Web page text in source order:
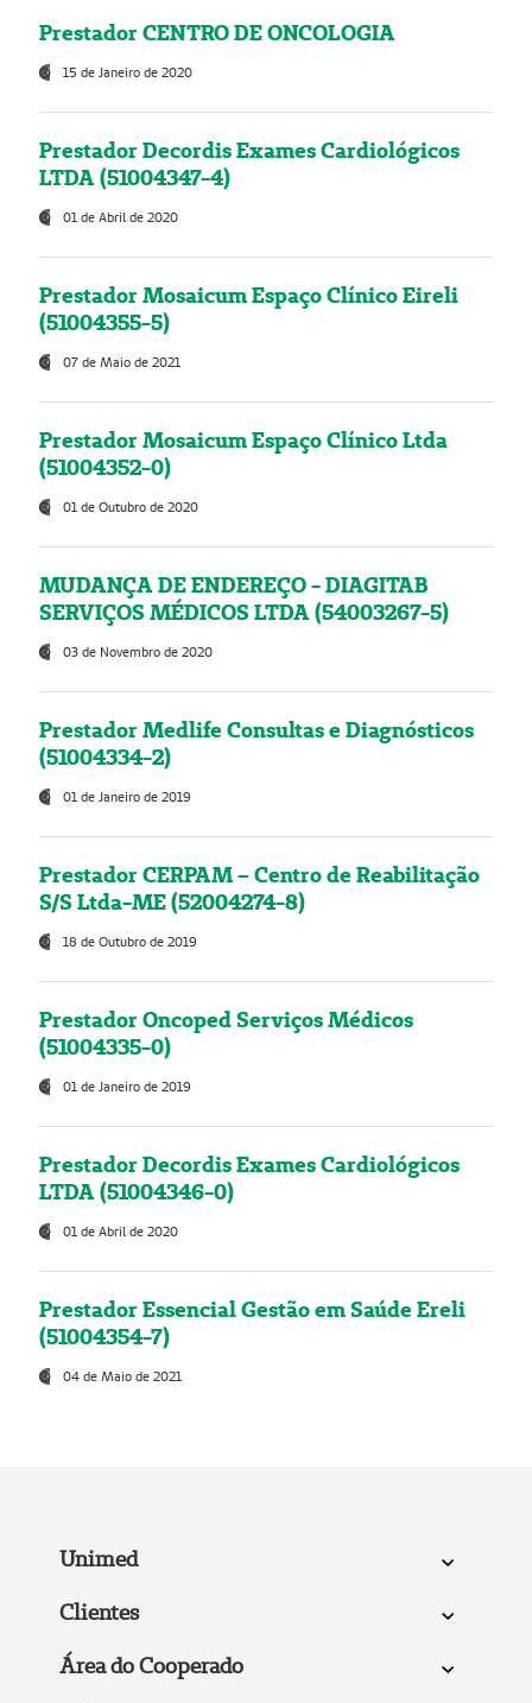
Prestador CENTRO DE ONCOLOGIA
15 de Janeiro de 2020
Prestador Decordis Exames Cardiológicos
LTDA (51004347-4)
01 de Abril de 2020
Prestador Mosaicum Espaço Clínico Eireli
(51004355-5)
07 de Maio de 2021
Prestador Mosaicum Espaço Clínico Ltda
(51004352-0)
01 de Outubro de 2020
MUDANÇA DE ENDEREÇO - DIAGITAB
SERVIÇOS MÉDICOS LTDA (54003267-5)
03 de Novembro de 2020
Prestador Medlife Consultas e Diagnósticos
(51004334-2)
01 de Janeiro de 2019
Prestador CERPAM – Centro de Reabilitação
S/S Ltda-ME (52004274-8)
18 de Outubro de 2019
Prestador Oncoped Serviços Médicos
(51004335-0)
01 de Janeiro de 2019
Prestador Decordis Exames Cardiológicos
LTDA (51004346-0)
01 de Abril de 2020
Prestador Essencial Gestão em Saúde Ereli
(51004354-7)
04 de Maio de 2021
Unimed
Clientes
Área do Cooperado